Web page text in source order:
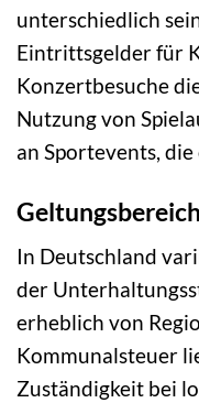
unterschiedlich
Eintrittsgelder für
Konzertbesuche
Nutzung von
an Sportevents,
In Deutschland
der
erheblich von
Kommunalsteuer
Zuständigkeit bei